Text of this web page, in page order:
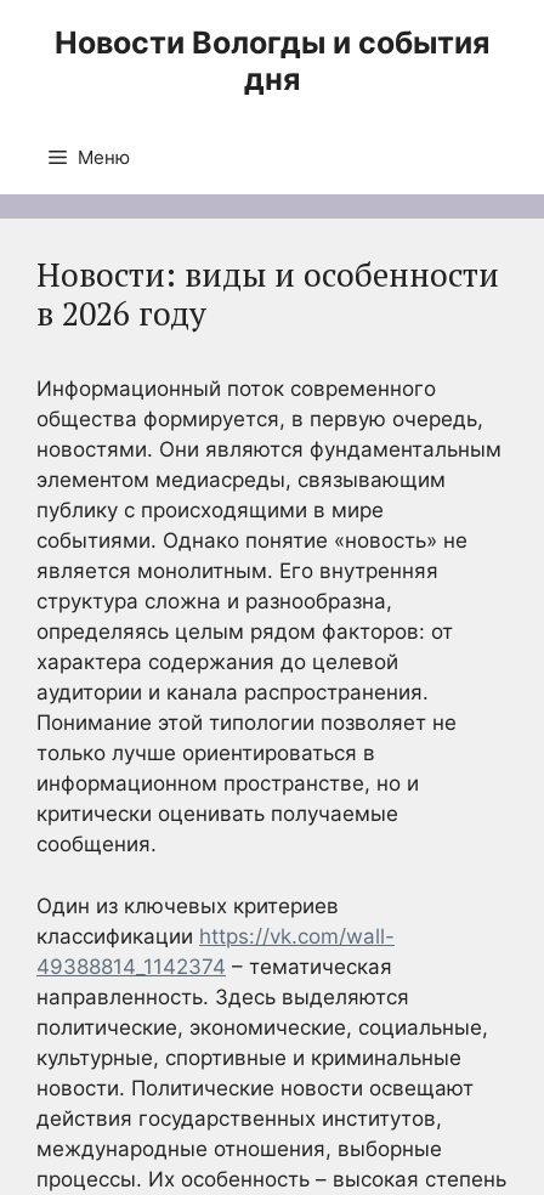
Новости Вологды и события
дня
Меню
Новости: виды и особенности
в 2026 году
Информационный поток современного
общества формируется, в первую очередь,
новостями. Они являются фундаментальным
элементом медиасреды, связывающим
публику с происходящими в мире
событиями. Однако понятие «новость» не
является монолитным. Его внутренняя
структура сложна и разнообразна,
определяясь целым рядом факторов: от
характера содержания до целевой
аудитории и канала распространения.
Понимание этой типологии позволяет не
только лучше ориентироваться в
информационном пространстве, но и
критически оценивать получаемые
сообщения.
Один из ключевых критериев
классификации https://vk.com/wall-
49388814_1142374 – тематическая
направленность. Здесь выделяются
политические, экономические, социальные,
культурные, спортивные и криминальные
новости. Политические новости освещают
действия государственных институтов,
международные отношения, выборные
процессы. Их особенность – высокая степень